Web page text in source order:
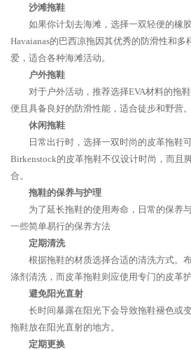
沙滩拖鞋
如果你计划去海滩，选择一双轻便的橡
Havaianas的巴西凉拖因其优秀的防滑性和
爱，适合各种海滩活动。
户外拖鞋
对于户外活动，推荐选择EVA材料的拖
便且具备良好的防滑性能，适合徒步和野营。
休闲拖鞋
日常出行时，选择一双时尚的皮革拖鞋
Birkenstock的皮革拖鞋不仅设计时尚，而且
合。
拖鞋的保养与护理
为了延长拖鞋的使用寿命，日常的保养
一些简单易行的保养方法
定期清洗
根据拖鞋的材质选择合适的清洗方式。
涤剂清洗，而皮革拖鞋则应使用专门的皮革
避免阳光直射
长时间暴露在阳光下会导致拖鞋褪色或
拖鞋放在阳光直射的地方。
定期更换